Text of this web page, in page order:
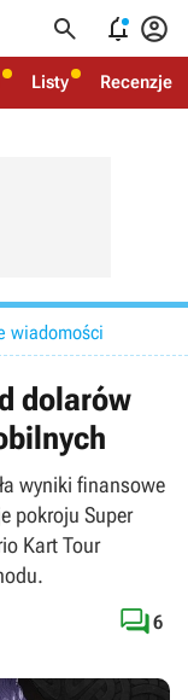
  
Listy Recenzje
wiadomości
dolarów
wyniki finansowe
pokroju Super
Kart Tour
6